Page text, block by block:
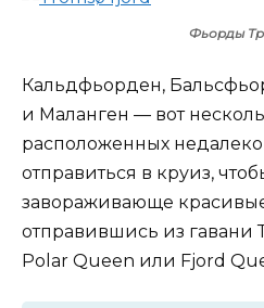
Фьорды
Кальдфьорден,
и Маланген — вот
расположенных
отправиться в круиз,
завораживающе
отправившись из гавани
Polar Queen или Fjord